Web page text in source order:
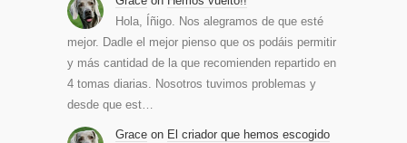
Hola, Íñigo. Nos alegramos de que esté
mejor. Dadle el mejor pienso que os podáis permitir
y más cantidad de la que recomienden repartido en
4 tomas diarias. Nosotros tuvimos problemas y
desde que est…
Grace on El criador que hemos escogido